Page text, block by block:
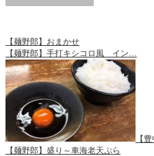
【麺野郎】おまかせ
【麺野郎】手打キシコロ風 イン…
【
【麺野郎】盛り～車海老天ぷら